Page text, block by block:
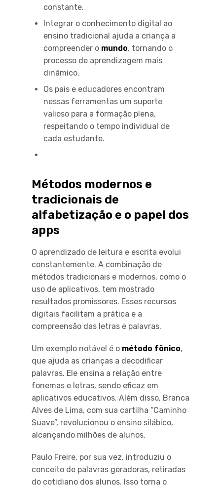
constante.
Integrar o conhecimento digital ao
ensino tradicional ajuda a criança a
compreender o mundo, tornando o
processo de aprendizagem mais
dinâmico.
Os pais e educadores encontram
nessas ferramentas um suporte
valioso para a formação plena,
respeitando o tempo individual de
cada estudante.
Métodos modernos e
tradicionais de
alfabetização e o papel dos
apps
O aprendizado de leitura e escrita evolui
constantemente. A combinação de
métodos tradicionais e modernos, como o
uso de aplicativos, tem mostrado
resultados promissores. Esses recursos
digitais facilitam a prática e a
compreensão das letras e palavras.
Um exemplo notável é o método fônico,
que ajuda as crianças a decodificar
palavras. Ele ensina a relação entre
fonemas e letras, sendo eficaz em
aplicativos educativos. Além disso, Branca
Alves de Lima, com sua cartilha “Caminho
Suave”, revolucionou o ensino silábico,
alcançando milhões de alunos.
Paulo Freire, por sua vez, introduziu o
conceito de palavras geradoras, retiradas
do cotidiano dos alunos. Isso torna o